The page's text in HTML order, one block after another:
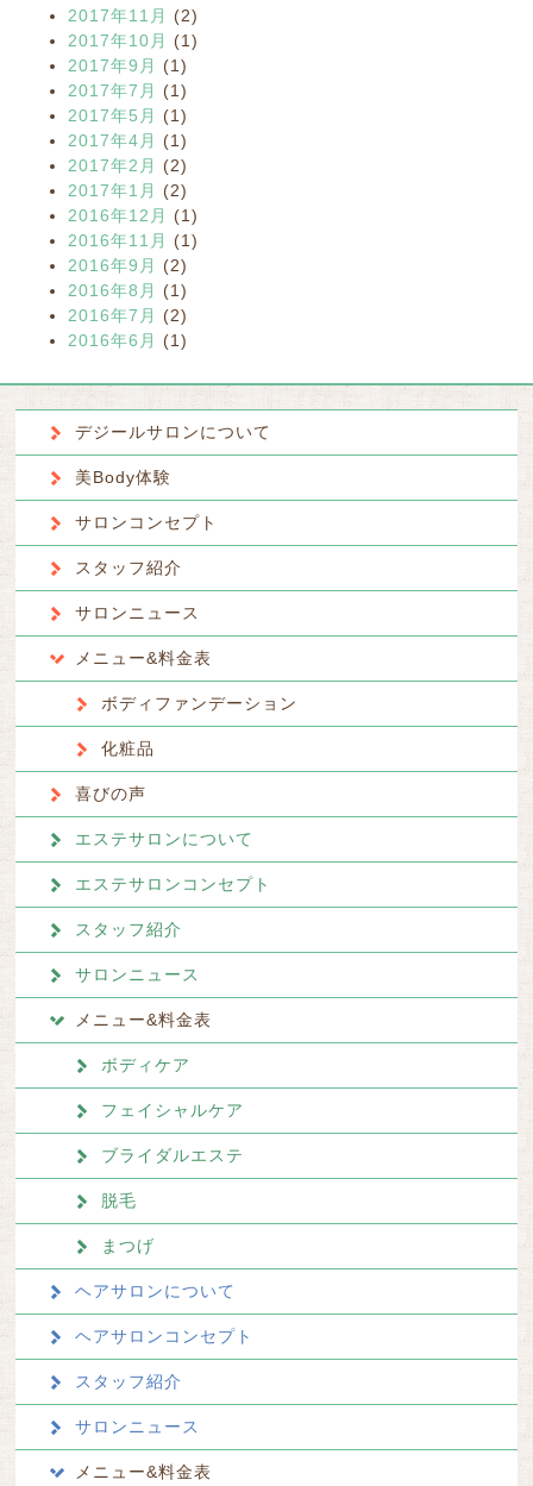
2017年11月
(2)
2017年10月
(1)
2017年9月
(1)
2017年7月
(1)
2017年5月
(1)
2017年4月
(1)
2017年2月
(2)
2017年1月
(2)
2016年12月
(1)
2016年11月
(1)
2016年9月
(2)
2016年8月
(1)
2016年7月
(2)
2016年6月
(1)
デジールサロンについて
美Body体験
サロンコンセプト
スタッフ紹介
サロンニュース
メニュー&料金表
ボディファンデーション
化粧品
喜びの声
エステサロンについて
エステサロンコンセプト
スタッフ紹介
サロンニュース
メニュー&料金表
ボディケア
フェイシャルケア
ブライダルエステ
脱毛
まつげ
ヘアサロンについて
ヘアサロンコンセプト
スタッフ紹介
サロンニュース
メニュー&料金表